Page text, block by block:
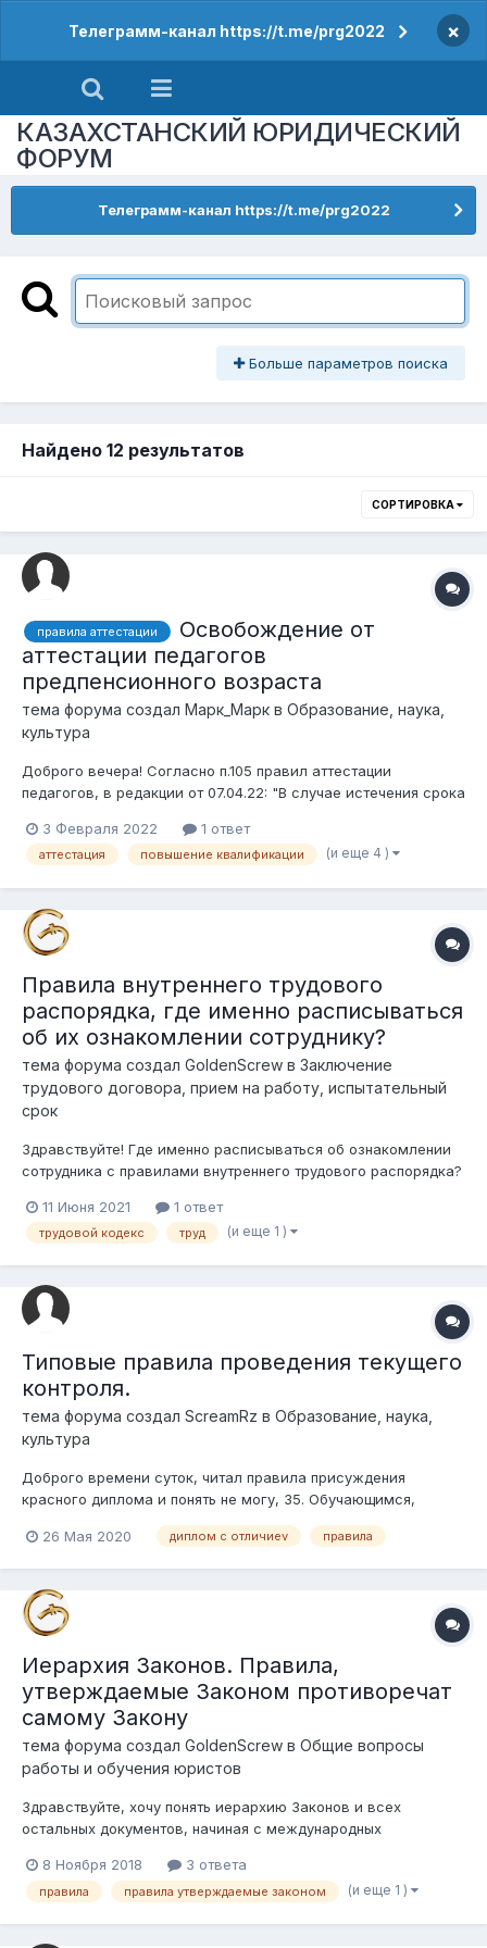
Телеграмм-канал https://t.me/prg2022 ×
КАЗАХСТАНСКИЙ ЮРИДИЧЕСКИЙ
ФОРУМ
Телеграмм-канал https://t.me/prg2022
Больше параметров поиска
Найдено 12 результатов
СОРТИРОВКА
правила аттестации
Освобождение от
аттестации педагогов
предпенсионного возраста
тема форума создал Марк_Марк в Образование, наука,
культура
Доброго вечера! Согласно п.105 правил аттестации
педагогов, в редакции от 07.04.22: "В случае истечения срока
до пенсии по возрасту остается не более четырех лет,
имеющиеся у них квалификационные категории сохраняются
3 Февраля 2022 1 ответ
аттестация повышение квалификации (и еще 4 )
Правила внутреннего трудового
распорядка, где именно расписываться
об их ознакомлении сотруднику?
тема форума создал GoldenScrew в Заключение
трудового договора, прием на работу, испытательный
срок
Здравствуйте! Где именно расписываться об ознакомлении
сотрудника с правилами внутреннего трудового распорядка?
договор добавить, или отдельный документ? Как правильно?
Где-то этот момент регламентирован?
11 Июня 2021 1 ответ
трудовой кодекс труд (и еще 1 )
Типовые правила проведения текущего
контроля.
тема форума создал ScreamRz в Образование, наука,
культура
Доброго времени суток, читал правила присуждения
красного диплома и понять не могу, 35. Обучающимся,
оценками "отлично" не менее 75 процентов зачетов и
курсовым проектам (работам), отчетам по пр...
26 Мая 2020 диплом с отличиеv правила
Иерархия Законов. Правила,
утверждаемые Законом противоречат
самому Закону
тема форума создал GoldenScrew в Общие вопросы
работы и обучения юристов
Здравствуйте, хочу понять иерархию Законов и всех
остальных документов, начиная с международных
ещё существует, доходя до Приказов, Правил,
утверждаемых в Законах. Разберём гипотетический пример.
8 Ноября 2018 3 ответа
правила правила утверждаемые законом (и еще 1 )